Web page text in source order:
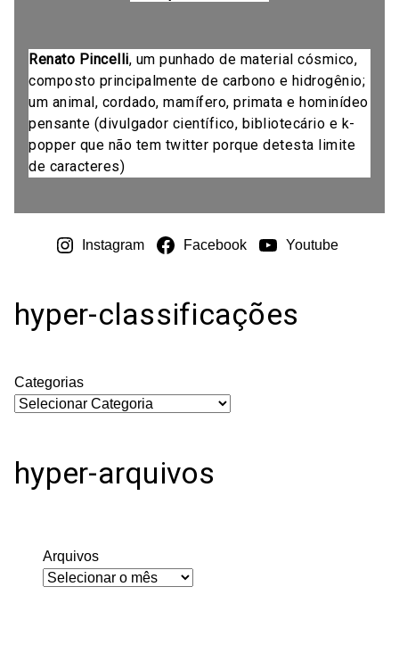
Renato Pincelli, um punhado de material cósmico,
composto principalmente de carbono e hidrogênio;
um animal, cordado, mamífero, primata e hominídeo
pensante (divulgador científico, bibliotecário e k-
popper que não tem twitter porque detesta limite
de caracteres)
Instagram Facebook Youtube
hyper-classificações
Categorias
hyper-arquivos
Arquivos